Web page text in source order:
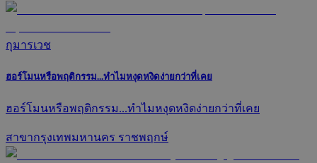
กุมารเวช
ฮอร์โมนหรือพฤติกรรม...ทำไมหงุดหงิดง่ายกว่าที่เคย
ฮอร์โมนหรือพฤติกรรม...ทำไมหงุดหงิดง่ายกว่าที่เคย
สาขากรุงเทพมหานคร ราชพฤกษ์